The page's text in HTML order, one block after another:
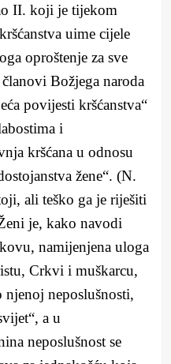
II. koji je tijekom
uime cijele
oproštenje za sve
Božjega naroda
povijesti kršćanstva“
i
kršćana u odnosu
žene“. (N.
ali teško ga je riješiti
je, kako navodi
namijenjena uloga
Crkvi i muškarcu,
njenoj neposlušnosti,
a u
neposlušnost se